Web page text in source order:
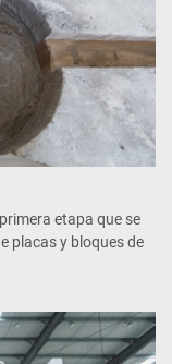
etapa que se
placas y bloques de